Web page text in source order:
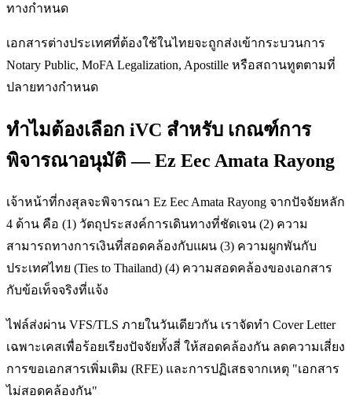
ทางกำหนด
เอกสารต่างประเทศที่ต้องใช้ในไทยจะถูกส่งเข้ากระบวนการ
Notary Public, MoFA Legalization, Apostille หรือสถานทูตตามที่
ปลายทางกำหนด
ทำไมต้องเลือก iVC สำหรับ เกณฑ์การ
พิจารณาอนุมัติ — Ez Eec Amata Rayong
เจ้าหน้าที่กงสุลจะพิจารณา Ez Eec Amata Rayong จากปัจจัยหลัก
4 ด้าน คือ (1) วัตถุประสงค์การเดินทางที่ชัดเจน (2) ความ
สามารถทางการเงินที่สอดคล้องกับแผน (3) ความผูกพันกับ
ประเทศไทย (Ties to Thailand) (4) ความสอดคล้องของเอกสาร
กับข้อเท็จจริงที่แจ้ง
ไฟล์ส่งผ่าน VFS/TLS ภายในวันเดียวกัน เราจัดทำ Cover Letter
เฉพาะเคสเพื่อร้อยเรียงปัจจัยทั้งสี่ ให้สอดคล้องกัน ลดความเสี่ยง
การขอเอกสารเพิ่มเติม (RFE) และการปฏิเสธจากเหตุ "เอกสาร
ไม่สอดคล้องกัน"